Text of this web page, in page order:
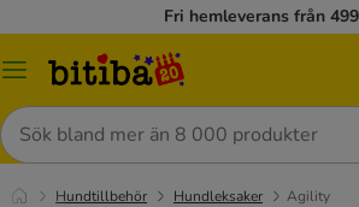
Fri hemleverans från
Meny
Sök
Hundtillbehör Hundleksaker Agility